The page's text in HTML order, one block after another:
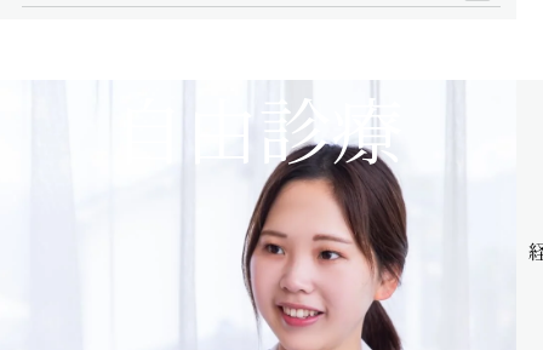
自由診療